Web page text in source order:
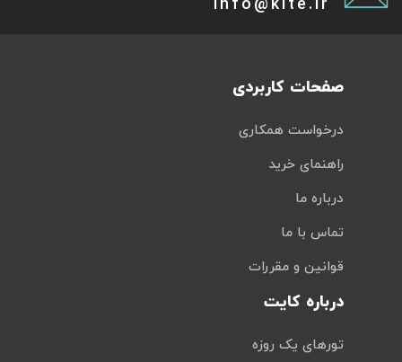
info@kite.ir
صفحات کاربردی
درخواست همکاری
راهنمای خرید
درباره ما
تماس با ما
قوانین و مقررات
درباره کایت
تورهای یک روزه